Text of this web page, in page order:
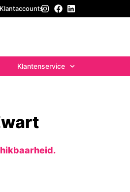
Klantaccounts
Klantenservice